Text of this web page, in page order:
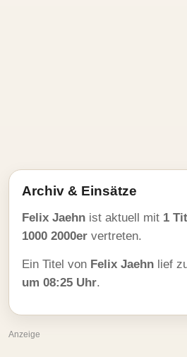
Archiv & Einsätze
Felix Jaehn ist aktuell mit 1
1000 2000er vertreten.
Ein Titel von Felix Jaehn lief
um 08:25 Uhr.
Anzeige